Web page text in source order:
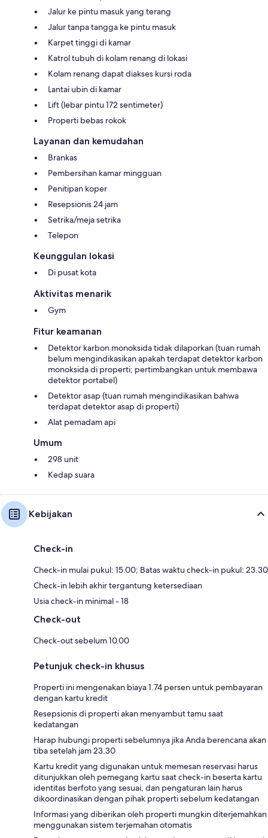
Jalur ke pintu masuk yang terang
Jalur tanpa tangga ke pintu masuk
Karpet tinggi di kamar
Katrol tubuh di kolam renang di lokasi
Kolam renang dapat diakses kursi roda
Lantai ubin di kamar
Lift (lebar pintu 172 sentimeter)
Properti bebas rokok
Layanan dan kemudahan
Brankas
Pembersihan kamar mingguan
Penitipan koper
Resepsionis 24 jam
Setrika/meja setrika
Telepon
Keunggulan lokasi
Di pusat kota
Aktivitas menarik
Gym
Fitur keamanan
Detektor karbon monoksida tidak dilaporkan (tuan rumah
belum mengindikasikan apakah terdapat detektor karbon
monoksida di properti; pertimbangkan untuk membawa
detektor portabel)
Detektor asap (tuan rumah mengindikasikan bahwa
terdapat detektor asap di properti)
Alat pemadam api
Umum
298 unit
Kedap suara
Kebijakan
Check-in
Check-in mulai pukul: 15.00; Batas waktu check-in pukul: 23.30
Check-in lebih akhir tergantung ketersediaan
Usia check-in minimal - 18
Check-out
Check-out sebelum 10.00
Petunjuk check-in khusus
Properti ini mengenakan biaya 1.74 persen untuk pembayaran
dengan kartu kredit
Resepsionis di properti akan menyambut tamu saat
kedatangan
Harap hubungi properti sebelumnya jika Anda berencana akan
tiba setelah jam 23.30
Kartu kredit yang digunakan untuk memesan reservasi harus
ditunjukkan oleh pemegang kartu saat check-in beserta kartu
identitas berfoto yang sesuai, dan pengaturan lain harus
dikoordinasikan dengan pihak properti sebelum kedatangan
Informasi yang diberikan oleh properti mungkin diterjemahkan
menggunakan sistem terjemahan otomatis